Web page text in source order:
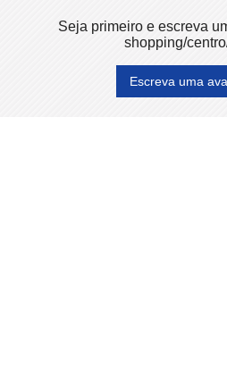
Seja primeiro e escreva
shopping/
Escreva uma